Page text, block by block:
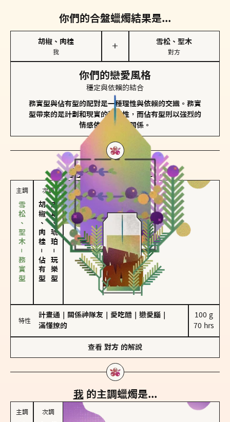
你們的合盤蠟燭結果是...
胡椒、肉桂
我
＋
雪松、聖木
對方
你們的戀愛風格
穩定與依賴的結合
務實型與佔有型的配對是一種理性與依賴的交織。務實
型帶來的是計劃和現實的穩定性，而佔有型則以強烈的
情感依賴來維護關係。
對方的主調蠟燭是...
主調
雪松、聖木－務實型
次調
胡椒、肉桂
－
佔有型
皮革、琥珀
－
玩樂型
特性
計畫通 關係神隊友 愛吃醋 戀愛腦
滿懂撩的
100 g
70 hrs
查看 對方 的解說
我 的主調蠟燭是...
主調 次調